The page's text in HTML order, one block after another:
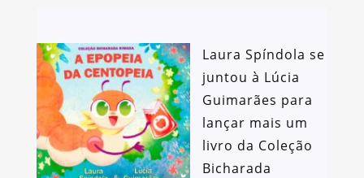
Laura Spíndola se
juntou à Lúcia
Guimarães para
lançar mais um
livro da Coleção
Bicharada